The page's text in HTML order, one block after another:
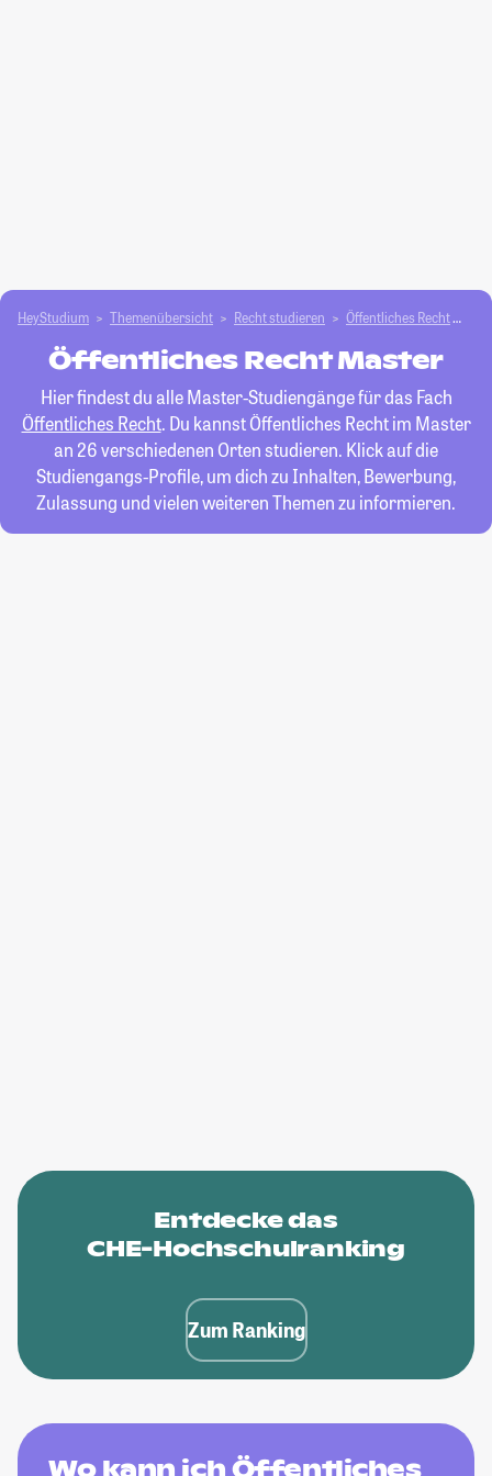
HeyStudium Themenübersicht Recht studieren Öffentliches Recht
Öffentliches Recht Master
Hier findest du alle Master-Studiengänge für das Fach
Öffentliches Recht. Du kannst Öffentliches Recht im Master
an 26 verschiedenen Orten studieren. Klick auf die
Studiengangs-Profile, um dich zu Inhalten, Bewerbung,
Zulassung und vielen weiteren Themen zu informieren.
Entdecke das
CHE-Hochschulranking
Zum Ranking
Wo kann ich Öffentliches